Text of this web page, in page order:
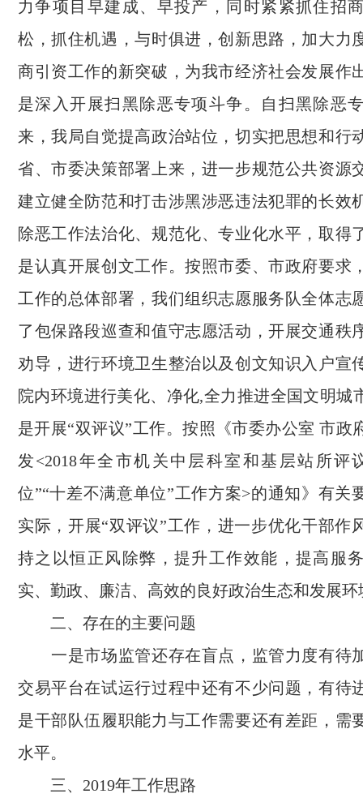
力争项目早建成、早投产，同时紧紧抓住招
松，抓住机遇，与时俱进，创新思路，加大力
商引资工作的新突破，为我市经济社会发展作
是深入开展扫黑除恶专项斗争。自扫黑除恶
来，我局自觉提高政治站位，切实把思想和行
省、市委决策部署上来，进一步规范公共资源
建立健全防范和打击涉黑涉恶违法犯罪的长效
除恶工作法治化、规范化、专业化水平，取得
是认真开展创文工作。按照市委、市政府要求
工作的总体部署，我们组织志愿服务队全体志
了包保路段巡查和值守志愿活动，开展交通秩
劝导，进行环境卫生整治以及创文知识入户宣
院内环境进行美化、净化,全力推进全国文明城
是开展“双评议”工作。按照《市委办公室 市政
发<2018年全市机关中层科室和基层站所评
位”“十差不满意单位”工作方案>的通知》有关
实际，开展“双评议”工作，进一步优化干部作
持之以恒正风除弊，提升工作效能，提高服
实、勤政、廉洁、高效的良好政治生态和发展环
二、存在的主要问题
一是市场监管还存在盲点，监管力度有待
交易平台在试运行过程中还有不少问题，有待
是干部队伍履职能力与工作需要还有差距，需
水平。
三、2019年工作思路